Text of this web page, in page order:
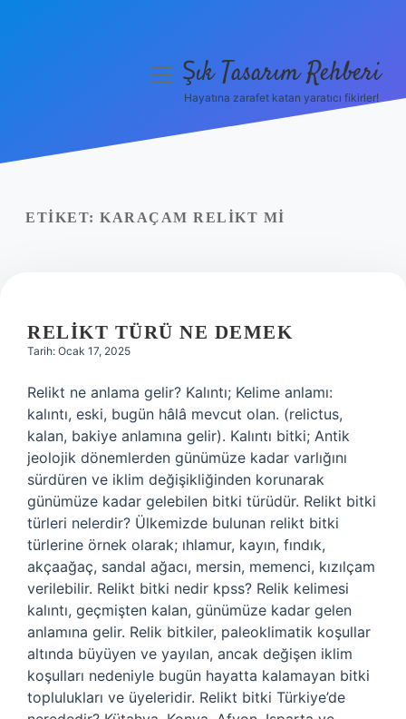
Yasal Uyarı
menüyüŞık Tasarım Rehberi
Hayatına zarafet katan yaratıcı fikirler!
ETIKET: KARAÇAM RELIKT MI
RELIKT TÜRÜ NE DEMEK
Tarih: Ocak 17, 2025
Relikt ne anlama gelir? Kalıntı; Kelime anlamı:
kalıntı, eski, bugün hâlâ mevcut olan. (relictus,
kalan, bakiye anlamına gelir). Kalıntı bitki; Antik
jeolojik dönemlerden günümüze kadar varlığını
sürdüren ve iklim değişikliğinden korunarak
günümüze kadar gelebilen bitki türüdür. Relikt bitki
türleri nelerdir? Ülkemizde bulunan relikt bitki
türlerine örnek olarak; ıhlamur, kayın, fındık,
akçaağaç, sandal ağacı, mersin, memenci, kızılçam
verilebilir. Relikt bitki nedir kpss? Relik kelimesi
kalıntı, geçmişten kalan, günümüze kadar gelen
anlamına gelir. Relik bitkiler, paleoklimatik koşullar
altında büyüyen ve yayılan, ancak değişen iklim
koşulları nedeniyle bugün hayatta kalamayan bitki
toplulukları ve üyeleridir. Relikt bitki Türkiye’de